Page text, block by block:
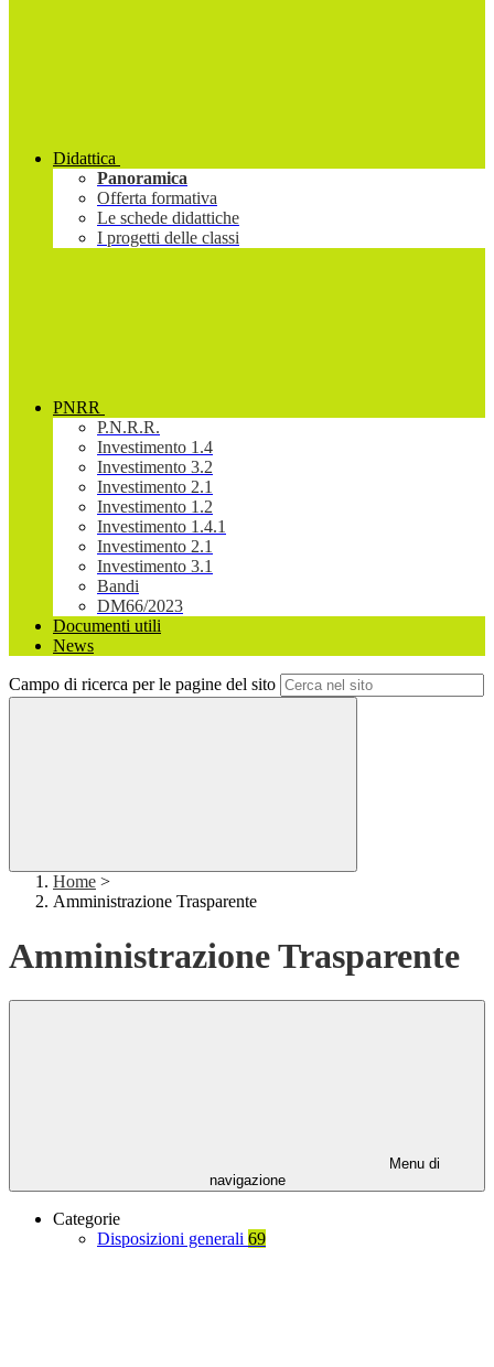
Didattica
Panoramica
Offerta formativa
Le schede didattiche
I progetti delle classi
PNRR
P.N.R.R.
Investimento 1.4
Investimento 3.2
Investimento 2.1
Investimento 1.2
Investimento 1.4.1
Investimento 2.1
Investimento 3.1
Bandi
DM66/2023
Documenti utili
News
Campo di ricerca per le pagine del sito
Home >
Amministrazione Trasparente
Amministrazione Trasparente
Menu di
navigazione
Categorie
Disposizioni generali 69